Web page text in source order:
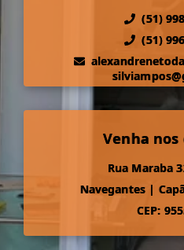
(51)
(51)
Venha nos
Rua Maraba
Navegantes |
CEP: